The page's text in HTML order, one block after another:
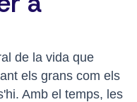
de la vida que
els grans com els
Amb el temps, les